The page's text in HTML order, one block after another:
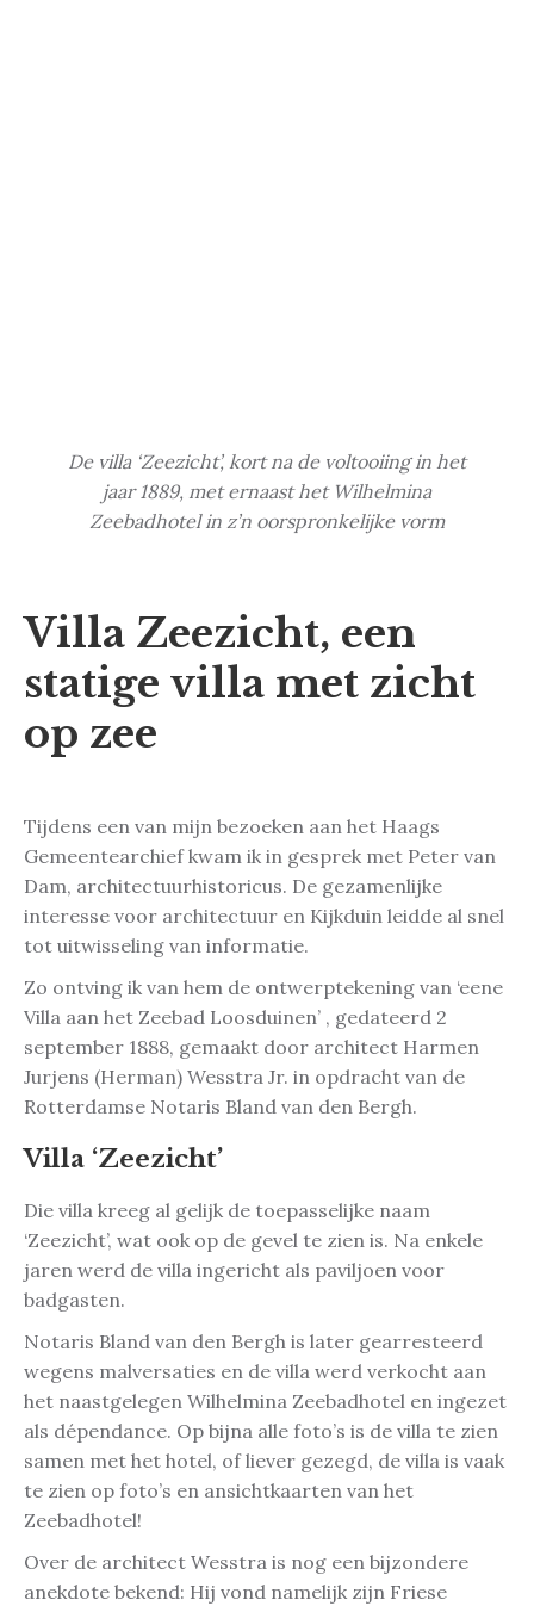
De villa ‘Zeezicht’, kort na de voltooiing in het
jaar 1889, met ernaast het Wilhelmina
Zeebadhotel in z’n oorspronkelijke vorm
Villa Zeezicht, een
statige villa met zicht
op zee
Tijdens een van mijn bezoeken aan het Haags
Gemeentearchief kwam ik in gesprek met Peter van
Dam, architectuurhistoricus. De gezamenlijke
interesse voor architectuur en Kijkduin leidde al snel
tot uitwisseling van informatie.
Zo ontving ik van hem de ontwerptekening van ‘eene
Villa aan het Zeebad Loosduinen’ , gedateerd 2
september 1888, gemaakt door architect Harmen
Jurjens (Herman) Wesstra Jr. in opdracht van de
Rotterdamse Notaris Bland van den Bergh.
Villa ‘Zeezicht’
Die villa kreeg al gelijk de toepasselijke naam
‘Zeezicht’, wat ook op de gevel te zien is. Na enkele
jaren werd de villa ingericht als paviljoen voor
badgasten.
Notaris Bland van den Bergh is later gearresteerd
wegens malversaties en de villa werd verkocht aan
het naastgelegen Wilhelmina Zeebadhotel en ingezet
als dépendance. Op bijna alle foto’s is de villa te zien
samen met het hotel, of liever gezegd, de villa is vaak
te zien op foto’s en ansichtkaarten van het
Zeebadhotel!
Over de architect Wesstra is nog een bijzondere
anekdote bekend: Hij vond namelijk zijn Friese